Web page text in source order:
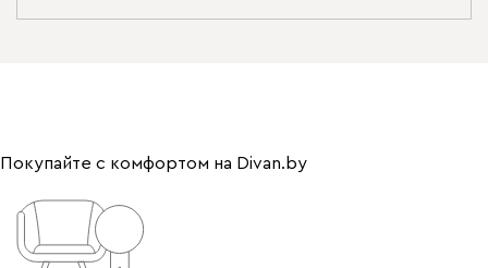
Покупайте с комфортом на Divan.by